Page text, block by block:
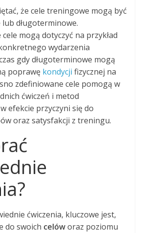
że cele treningowe mogą być
długoterminowe.
mogą dotyczyć na przykład
wydarzenia
gdy długoterminowe mogą
poprawę kondycji fizycznej na
zdefiniowane cele pomogą w
ćwiczeń i metod
efekcie przyczyni się do
oraz satysfakcji z treningu.
ćwiczenia, kluczowe jest,
do swoich celóworaz poziomu